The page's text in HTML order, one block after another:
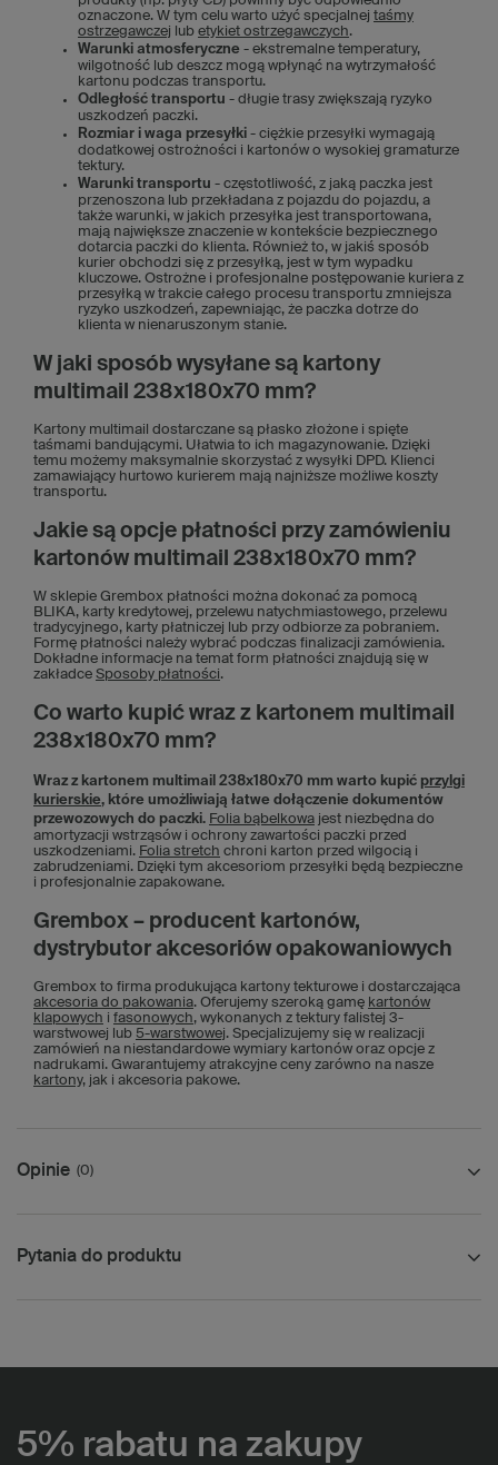
oznaczone. W tym celu warto użyć specjalnej taśmy
ostrzegawczej lub etykiet ostrzegawczych.
Warunki atmosferyczne - ekstremalne temperatury,
wilgotność lub deszcz mogą wpłynąć na wytrzymałość
kartonu podczas transportu.
Odległość transportu - długie trasy zwiększają ryzyko
uszkodzeń paczki.
Rozmiar i waga przesyłki - ciężkie przesyłki wymagają
dodatkowej ostrożności i kartonów o wysokiej gramaturze
tektury.
Warunki transportu - częstotliwość, z jaką paczka jest
przenoszona lub przekładana z pojazdu do pojazdu, a
także warunki, w jakich przesyłka jest transportowana,
mają największe znaczenie w kontekście bezpiecznego
dotarcia paczki do klienta. Również to, w jakiś sposób
kurier obchodzi się z przesyłką, jest w tym wypadku
kluczowe. Ostrożne i profesjonalne postępowanie kuriera z
przesyłką w trakcie całego procesu transportu zmniejsza
ryzyko uszkodzeń, zapewniając, że paczka dotrze do
klienta w nienaruszonym stanie.
W jaki sposób wysyłane są kartony
multimail 238x180x70 mm?
Kartony multimail dostarczane są płasko złożone i spięte
taśmami bandującymi. Ułatwia to ich magazynowanie. Dzięki
temu możemy maksymalnie skorzystać z wysyłki DPD. Klienci
zamawiający hurtowo kurierem mają najniższe możliwe koszty
transportu.
Jakie są opcje płatności przy zamówieniu
kartonów multimail 238x180x70 mm?
W sklepie Grembox płatności można dokonać za pomocą
BLIKA, karty kredytowej, przelewu natychmiastowego, przelewu
tradycyjnego, karty płatniczej lub przy odbiorze za pobraniem.
Formę płatności należy wybrać podczas finalizacji zamówienia.
Dokładne informacje na temat form płatności znajdują się w
zakładce Sposoby płatności.
Co warto kupić wraz z kartonem multimail
238x180x70 mm?
Wraz z kartonem multimail 238x180x70 mm warto kupić przylgi
kurierskie, które umożliwiają łatwe dołączenie dokumentów
przewozowych do paczki. Folia bąbelkowa jest niezbędna do
amortyzacji wstrząsów i ochrony zawartości paczki przed
uszkodzeniami. Folia stretch chroni karton przed wilgocią i
zabrudzeniami. Dzięki tym akcesoriom przesyłki będą bezpieczne
i profesjonalnie zapakowane.
Grembox – producent kartonów,
dystrybutor akcesoriów opakowaniowych
Grembox to firma produkująca kartony tekturowe i dostarczająca
akcesoria do pakowania. Oferujemy szeroką gamę kartonów
klapowych i fasonowych, wykonanych z tektury falistej 3-
warstwowej lub 5-warstwowej. Specjalizujemy się w realizacji
zamówień na niestandardowe wymiary kartonów oraz opcje z
nadrukami. Gwarantujemy atrakcyjne ceny zarówno na nasze
kartony, jak i akcesoria pakowe.
Opinie (0)
Pytania do produktu
5% rabatu na zakupy